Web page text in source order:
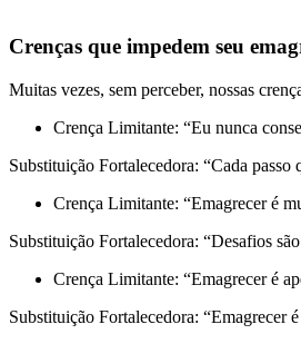
Crenças que impedem seu
Muitas vezes, sem perceber, nossas
Crença Limitante: “Eu nunca
Substituição Fortalecedora: “Cada
Crença Limitante: “Emagrecer é
Substituição Fortalecedora: “Desafios
Crença Limitante: “Emagrecer é
Substituição Fortalecedora: “Emagrecer